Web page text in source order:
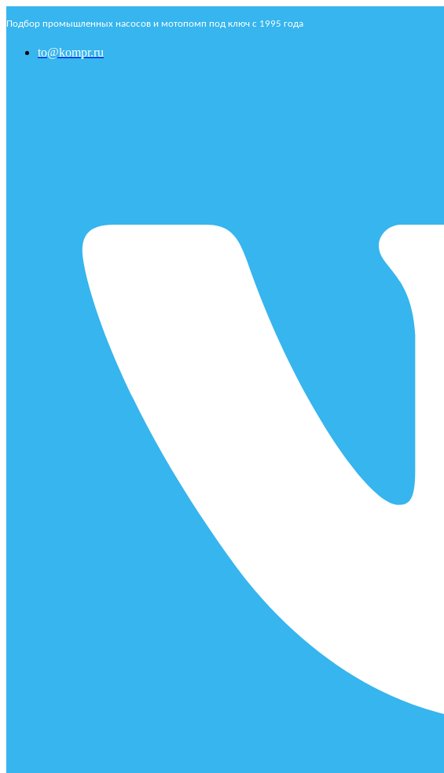
Подбор промышленных насосов и мотопомп под ключ с 1995 года
to@kompr.ru